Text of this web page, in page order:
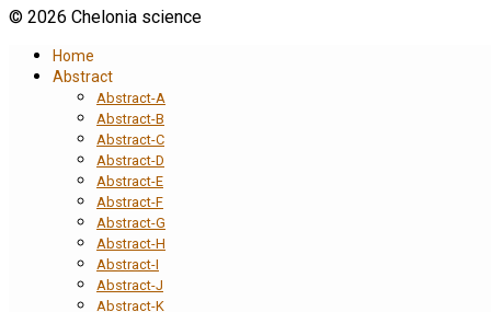
© 2026 Chelonia science
Home
Abstract
Abstract-A
Abstract-B
Abstract-C
Abstract-D
Abstract-E
Abstract-F
Abstract-G
Abstract-H
Abstract-I
Abstract-J
Abstract-K